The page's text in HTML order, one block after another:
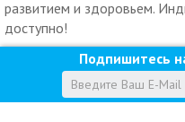
развитием и здоровьем.
доступно!
Подпишитесь